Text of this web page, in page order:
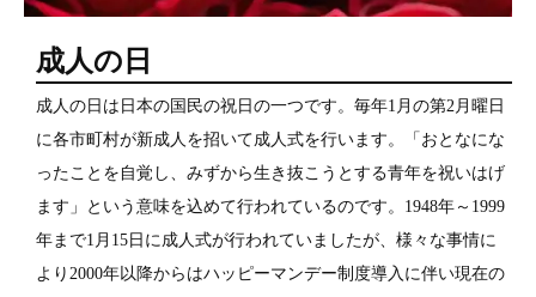
成人の日
成人の日は日本の国民の祝日の一つです。毎年1月の第2月曜日
に各市町村が新成人を招いて成人式を行います。「おとなにな
ったことを自覚し、みずから生き抜こうとする青年を祝いはげ
ます」という意味を込めて行われているのです。1948年～1999
年まで1月15日に成人式が行われていましたが、様々な事情に
より2000年以降からはハッピーマンデー制度導入に伴い現在の